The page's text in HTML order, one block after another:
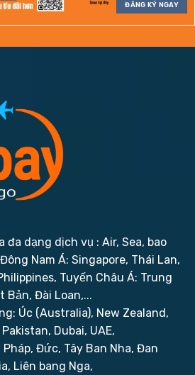
ĐĂNG KÝ NGAY
đa dạng dịch vụ : Air, Sea, bao
Nam Á: Singapore, Thái Lan,
Tuyến Châu Á: Trung
Bản, Đài Loan,...
Úc (Australia), New Zealand,
Dubai, UAE,
Đức, Tây Ban Nha, Đan
Liên bang Nga,